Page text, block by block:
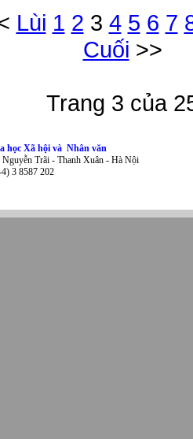
Lùi 1 2 3 4 5 6 7
Cuối >>
Trang 3 của
học Xã hội và Nhân văn
Trãi - Thanh Xuân - Hà Nội
3 8587 202